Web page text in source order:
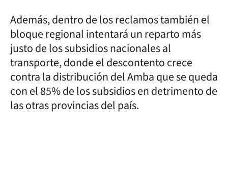
Además, dentro de los reclamos también el
bloque regional intentará un reparto más
justo de los subsidios nacionales al
transporte, donde el descontento crece
contra la distribución del Amba que se queda
con el 85% de los subsidios en detrimento de
las otras provincias del país.